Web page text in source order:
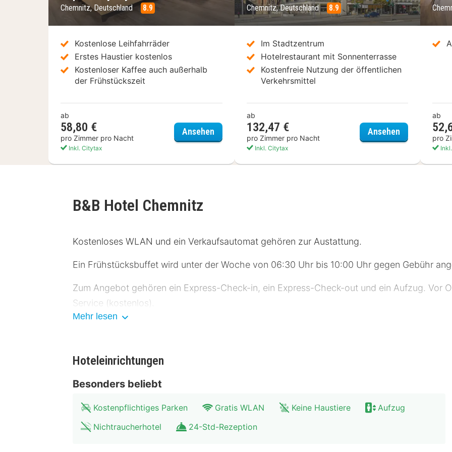
Chemnitz, Deutschland 8.9
Kostenlose Leihfahrräder
Erstes Haustier kostenlos
Kostenloser Kaffee auch außerhalb
der Frühstückszeit
ab
58,80 €
pro Zimmer pro Nacht
Inkl. Citytax
AnsehenSuper 8 by Wyndham Chemnitz
Chemnitz, Deutschland 8.9
Im Stadtzentrum
Hotelrestaurant mit Sonnenterrasse
Kostenfreie Nutzung der öffentlichen
Verkehrsmittel
ab
132,47 €
pro Zimmer pro Nacht
Inkl. Citytax
Ansehen Hotel
ab
pro
B&B Hotel Chemnitz
Kostenloses WLAN und ein Verkaufsautomat gehören zur Austattung.
Ein Frühstücksbuffet wird unter der Woche von 06:30 Uhr bis 10:00 Uhr gegen Gebühr
Zum Angebot gehören ein Express-Check-in, ein Express-Check-out und ein Aufzug. Vor
Service (kostenlos).
Zimmer werden einmal pro Aufenthalt sauber gemacht.
Entfernungen werden bis auf 0,1 Kilometer gerundet. Uferstrand – 0,5 km Museum für
km Henry Van de Velde Museum – 1 km Roter Turm – 1 km Industriemuseum Chemnitz – 1,1
Kongreßzentrum – 1,2 km Staatliches Museum für Archäologie – 1,2 km Karl-Marx-
Mehr lesen
Hoteleinrichtungen
Besonders beliebt
Kostenpflichtiges Parken Gratis WLAN Keine Haustiere
Aufzug
Nichtraucherhotel
24-Std-Rezeption